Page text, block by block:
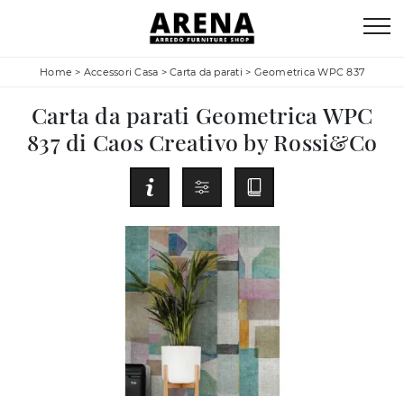
Home > Accessori Casa > Carta da parati > Geometrica WPC 837
Carta da parati Geometrica WPC
837 di Caos Creativo by Rossi&Co